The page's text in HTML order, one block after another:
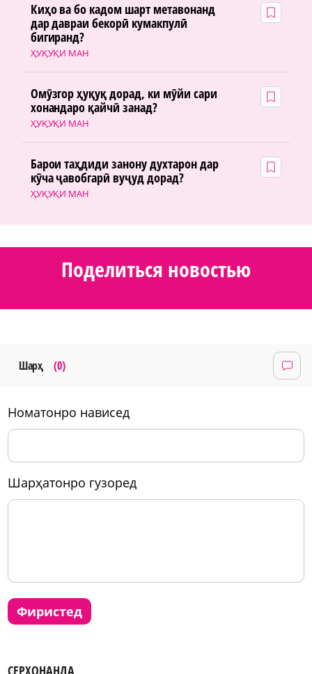
ҲУҚУҚИ МАН
Киҳо ва бо кадом шарт метавонанд
дар давраи бекорӣ кумакпулӣ
бигиранд?
ҲУҚУҚИ МАН
Омӯзгор ҳуқуқ дорад, ки мӯйи сари
хонандаро қайчӣ занад?
ҲУҚУҚИ МАН
Барои таҳдиди занону духтарон дар
кӯча ҷавобгарӣ вуҷуд дорад?
Поделиться новостью
Шарҳ (0)
номатонро нависед
шарҳатонро гузоред
фиристед